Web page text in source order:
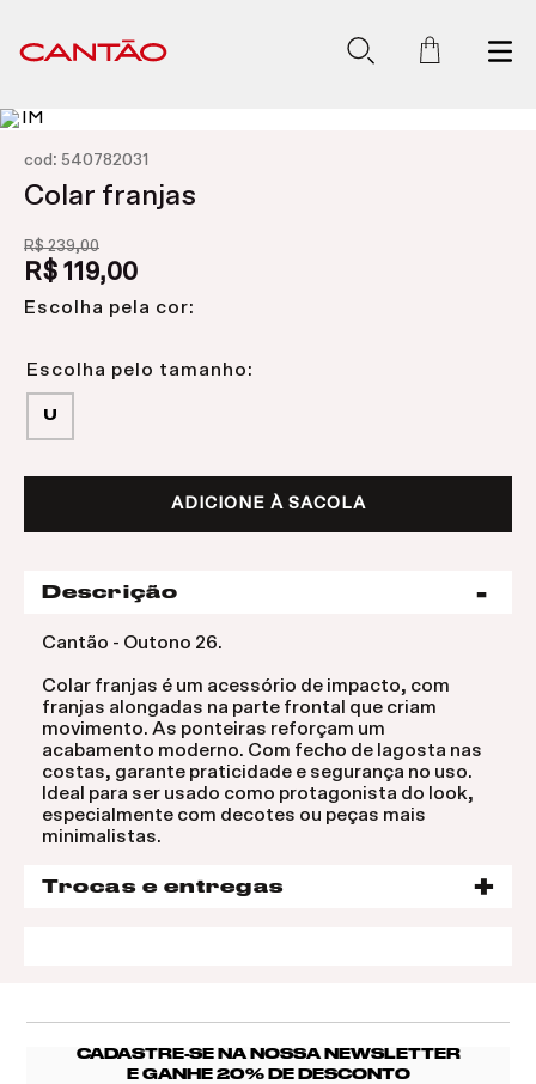
cod : 540782031
Colar franjas
R$ 239,00
R$ 119,00
Escolha pela cor:
U
ADICIONE À SACOLA
Descrição
Cantão - Outono 26.
Colar franjas é um acessório de impacto, com
franjas alongadas na parte frontal que criam
movimento. As ponteiras reforçam um
acabamento moderno. Com fecho de lagosta nas
costas, garante praticidade e segurança no uso.
Ideal para ser usado como protagonista do look,
especialmente com decotes ou peças mais
minimalistas.
Trocas e entregas
CADASTRE-SE NA NOSSA NEWSLETTER
E GANHE 20% DE DESCONTO